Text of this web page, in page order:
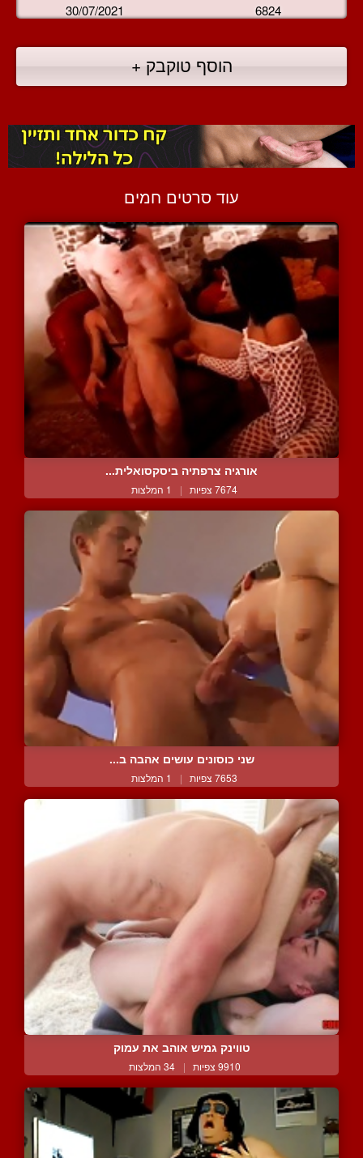
30/07/2021 6824
הוסף טוקבק +
עוד סרטים חמים
אורגיה צרפתיה ביסקסואלית...
7674 צפיות | 1 המלצות
שני כוסונים עושים אהבה ב...
7653 צפיות | 1 המלצות
טווינק גמיש אוהב את עמוק
9910 צפיות | 34 המלצות